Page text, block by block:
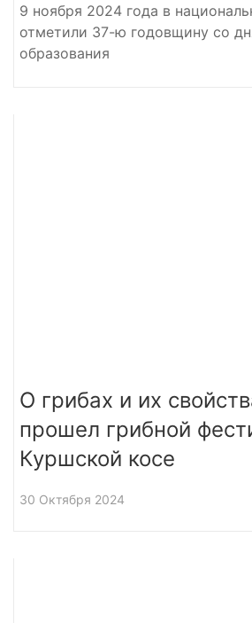
9 ноября 2024 года в
отметили 37-ю годовщину со
образования
О грибах и их
прошел грибной
Куршской косе
30 Октября 2024